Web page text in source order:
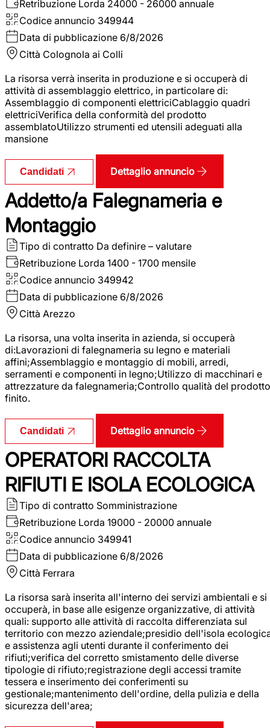
Retribuzione Lorda 24000 - 26000 annuale
Codice annuncio 349944
Data di pubblicazione 6/8/2026
Città Colognola ai Colli
La risorsa verrà inserita in produzione e si occuperà di
attività di assemblaggio elettrico, in particolare di:
Assemblaggio di componenti elettriciCablaggio quadri
elettriciVerifica della conformità del prodotto
assemblatoUtilizzo strumenti ed utensili adeguati alla
mansione
Candidati Dettaglio annuncio
Addetto/a Falegnameria e
Montaggio
Tipo di contratto Da definire – valutare
Retribuzione Lorda 1400 - 1700 mensile
Codice annuncio 349942
Data di pubblicazione 6/8/2026
Città Arezzo
La risorsa, una volta inserita in azienda, si occuperà
di:Lavorazioni di falegnameria su legno e materiali
affini;Assemblaggio e montaggio di mobili, arredi,
serramenti e componenti in legno;Utilizzo di macchinari e
attrezzature da falegnameria;Controllo qualità del prodotto
finito.
Candidati Dettaglio annuncio
OPERATORI RACCOLTA
RIFIUTI E ISOLA ECOLOGICA
Tipo di contratto Somministrazione
Retribuzione Lorda 19000 - 20000 annuale
Codice annuncio 349941
Data di pubblicazione 6/8/2026
Città Ferrara
La risorsa sarà inserita all'interno dei servizi ambientali e si
occuperà, in base alle esigenze organizzative, di attività
quali: supporto alle attività di raccolta differenziata sul
territorio con mezzo aziendale;presidio dell'isola
e assistenza agli utenti durante il conferimento dei
rifiuti;verifica del corretto smistamento delle diverse
tipologie di rifiuto;registrazione degli accessi tramite
tessera e inserimento dei conferimenti su
gestionale;mantenimento dell'ordine, della pulizia e della
sicurezza dell'area;